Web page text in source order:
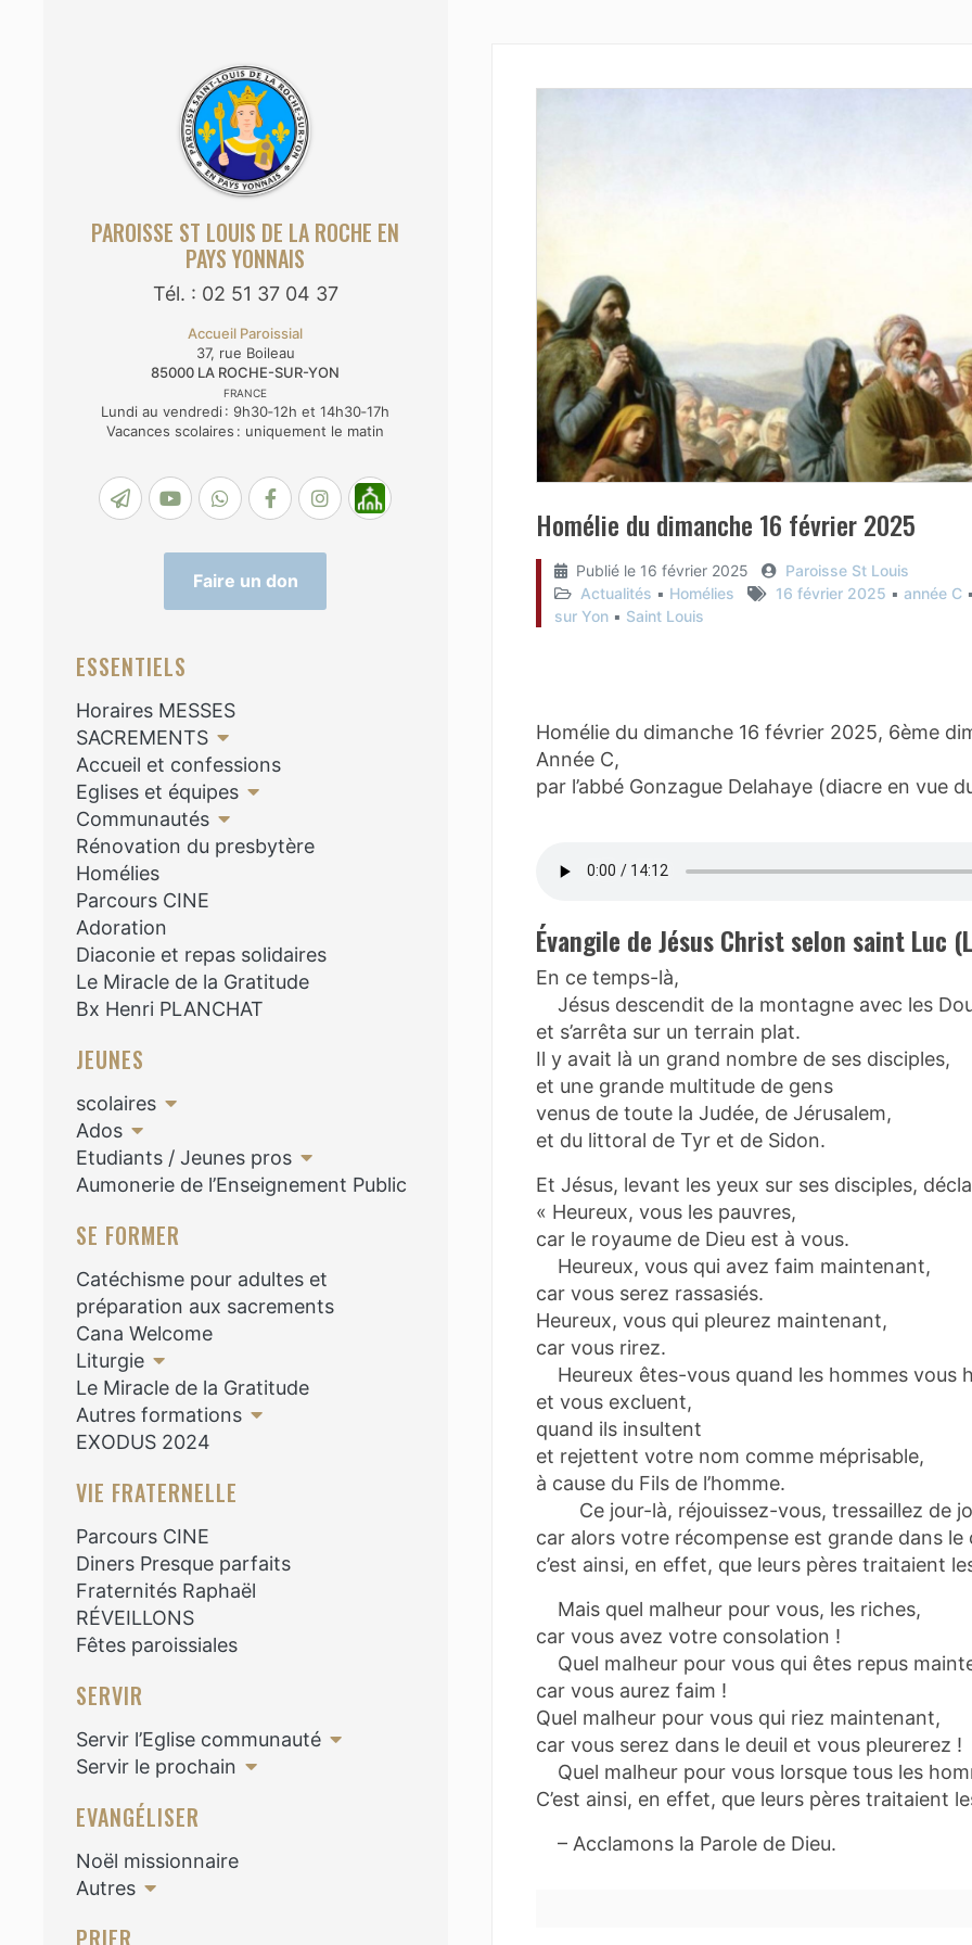
PAROISSE ST LOUIS DE LA ROCHE EN
PAYS YONNAIS
Tél. : 02 51 37 04 37
Accueil Paroissial
37, rue Boileau
85000 LA ROCHE-SUR-YON
FRANCE
Lundi au vendredi : 9h30‑12h et 14h30‑17h
Vacances scolaires : uniquement le matin
Faire un don
ESSENTIELS
Horaires MESSES
SACREMENTS
Accueil et confessions
Eglises et équipes
Communautés
Rénovation du presbytère
Homélies
Parcours CINE
Adoration
Diaconie et repas solidaires
Le Miracle de la Gratitude
Bx Henri PLANCHAT
JEUNES
scolaires
Ados
Etudiants / Jeunes pros
Aumonerie de l’Enseignement Public
SE FORMER
Catéchisme pour adultes et
préparation aux sacrements
Cana Welcome
Liturgie
Le Miracle de la Gratitude
Autres formations
EXODUS 2024
VIE FRATERNELLE
Parcours CINE
Diners Presque parfaits
Fraternités Raphaël
RÉVEILLONS
Fêtes paroissiales
SERVIR
Servir l’Eglise communauté
Servir le prochain
EVANGÉLISER
Noël missionnaire
Autres
Homélie du dimanche 16 février 2025
Publié le 16 février 2025
Paroisse St Louis
Actualités ▪︎ Homélies 16 février 2025 ▪︎ année C
sur Yon▪︎ Saint Louis
Homélie du dimanche 16 février 2025, 6ème
Année C,
par l’abbé Gonzague Delahaye (diacre en vue
Évangile de Jésus Christ selon saint Luc
En ce temps-là,
Jésus descendit de la montagne avec les
et s’arrêta sur un terrain plat.
Il y avait là un grand nombre de ses disciples,
et une grande multitude de gens
venus de toute la Judée, de Jérusalem,
et du littoral de Tyr et de Sidon.
Et Jésus, levant les yeux sur ses disciples,
« Heureux, vous les pauvres,
car le royaume de Dieu est à vous.
Heureux, vous qui avez faim maintenant,
car vous serez rassasiés.
Heureux, vous qui pleurez maintenant,
car vous rirez.
Heureux êtes-vous quand les hommes vous
et vous excluent,
quand ils insultent
et rejettent votre nom comme méprisable,
à cause du Fils de l’homme.
Ce jour-là, réjouissez-vous, tressaillez de
car alors votre récompense est grande dans le
c’est ainsi, en effet, que leurs pères traitaient
Mais quel malheur pour vous, les riches,
car vous avez votre consolation !
Quel malheur pour vous qui êtes repus
car vous aurez faim !
Quel malheur pour vous qui riez maintenant,
car vous serez dans le deuil et vous pleurerez !
Quel malheur pour vous lorsque tous les
C’est ainsi, en effet, que leurs pères traitaient
– Acclamons la Parole de Dieu.